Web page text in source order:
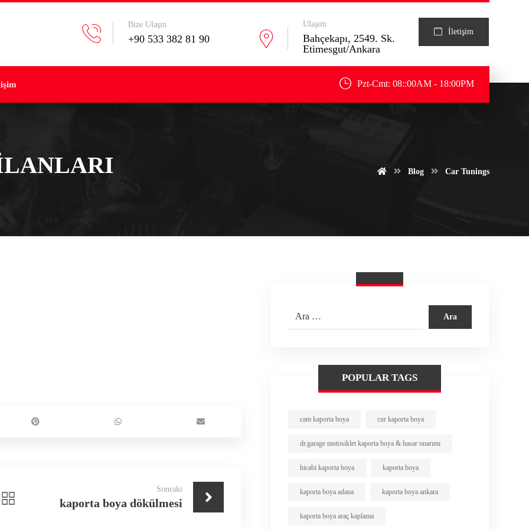
İletişim
Ulaşım
Bahçekapı, 2549. Sk.
Etimesgut/Ankara
Bize Ulaşın
+90 533 382 81 90
Pzt-Cmt: 08::00AM - 18:00PM
Blog Car Tunings
Sonraki
kaporta boya dökülmesi
POPULAR TAGS
cam kaporta boya cnr kaporta boya
dr.garage motosiklet kaporta boya & hasar onarımı
hicabi kaporta boya kaporta boya
kaporta boya adana kaporta boya ankara
kaporta boya araç kaplama